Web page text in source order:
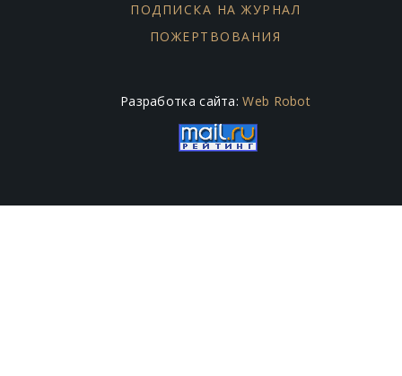
ПОДПИСКА НА ЖУРНАЛ
ПОЖЕРТВОВАНИЯ
Разработка сайта:Web Robot